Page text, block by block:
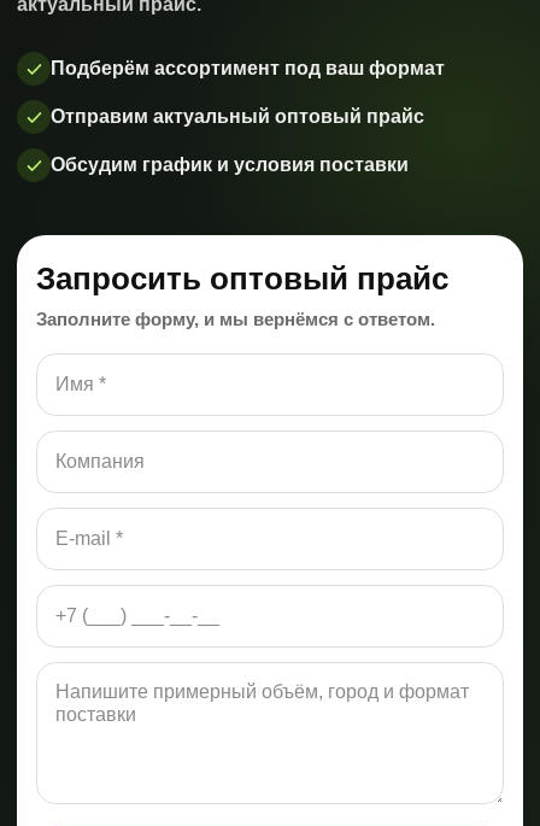
актуальный прайс.
Подберём ассортимент под ваш формат
Отправим актуальный оптовый прайс
Обсудим график и условия поставки
Запросить оптовый прайс
Заполните форму, и мы вернёмся с ответом.